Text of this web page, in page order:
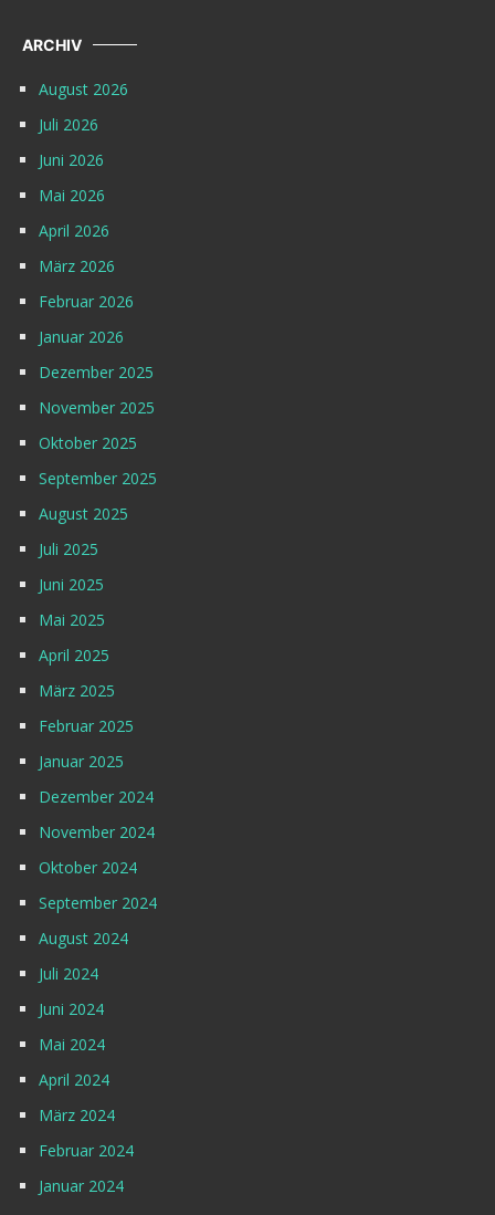
ARCHIV
August 2026
Juli 2026
Juni 2026
Mai 2026
April 2026
März 2026
Februar 2026
Januar 2026
Dezember 2025
November 2025
Oktober 2025
September 2025
August 2025
Juli 2025
Juni 2025
Mai 2025
April 2025
März 2025
Februar 2025
Januar 2025
Dezember 2024
November 2024
Oktober 2024
September 2024
August 2024
Juli 2024
Juni 2024
Mai 2024
April 2024
März 2024
Februar 2024
Januar 2024